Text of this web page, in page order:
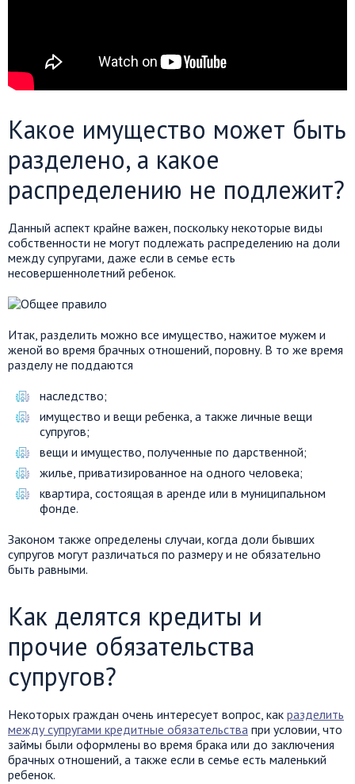
Какое имущество может быть
разделено, а какое
распределению не подлежит?
Данный аспект крайне важен, поскольку некоторые виды
собственности не могут подлежать распределению на доли
между супругами, даже если в семье есть
несовершеннолетний ребенок.
Итак, разделить можно все имущество, нажитое мужем и
женой во время брачных отношений, поровну. В то же время
разделу не поддаются
наследство;
имущество и вещи ребенка, а также личные вещи
супругов;
вещи и имущество, полученные по дарственной;
жилье, приватизированное на одного человека;
квартира, состоящая в аренде или в муниципальном
фонде.
Законом также определены случаи, когда доли бывших
супругов могут различаться по размеру и не обязательно
быть равными.
Как делятся кредиты и
прочие обязательства
супругов?
Некоторых граждан очень интересует вопрос, как разделить
между супругами кредитные обязательства при условии, что
займы были оформлены во время брака или до заключения
брачных отношений, а также если в семье есть маленький
ребенок.